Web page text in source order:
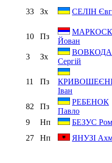
33 Зх СЕЛІН
10
Пз
Йован
3
Зх
Сергій
11 Пз
Іван
82 Пз
РЕБЕНОК
Павло
9
Нп БЕЗУС
27
Нп ЯНУЗІ